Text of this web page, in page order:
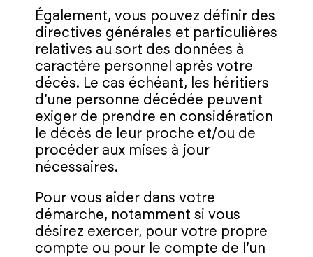
Également, vous pouvez définir des
directives générales et particulières
relatives au sort des données à
caractère personnel après votre
décès. Le cas échéant, les héritiers
d’une personne décédée peuvent
exiger de prendre en considération
le décès de leur proche et/ou de
procéder aux mises à jour
nécessaires.
Pour vous aider dans votre
démarche, notamment si vous
désirez exercer, pour votre propre
compte ou pour le compte de l’un